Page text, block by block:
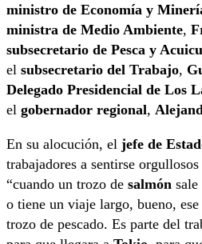
ministro de Economía y
ministra de Medio Ambiente,
subsecretario de Pesca y
el subsecretario del Trabajo,
Delegado Presidencial de Los
el gobernador regional,
En su alocución, el jefe de
trabajadores a sentirse
“cuando un trozo de salmón
o tiene un viaje largo, bueno,
trozo de pescado. Es parte del